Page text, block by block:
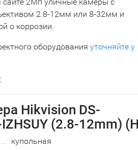
2.8-12мм или 8-32мм и
о коррозии.
оборудования уточняйте у
Hikvision DS-
(2.8-12mm)
купольная